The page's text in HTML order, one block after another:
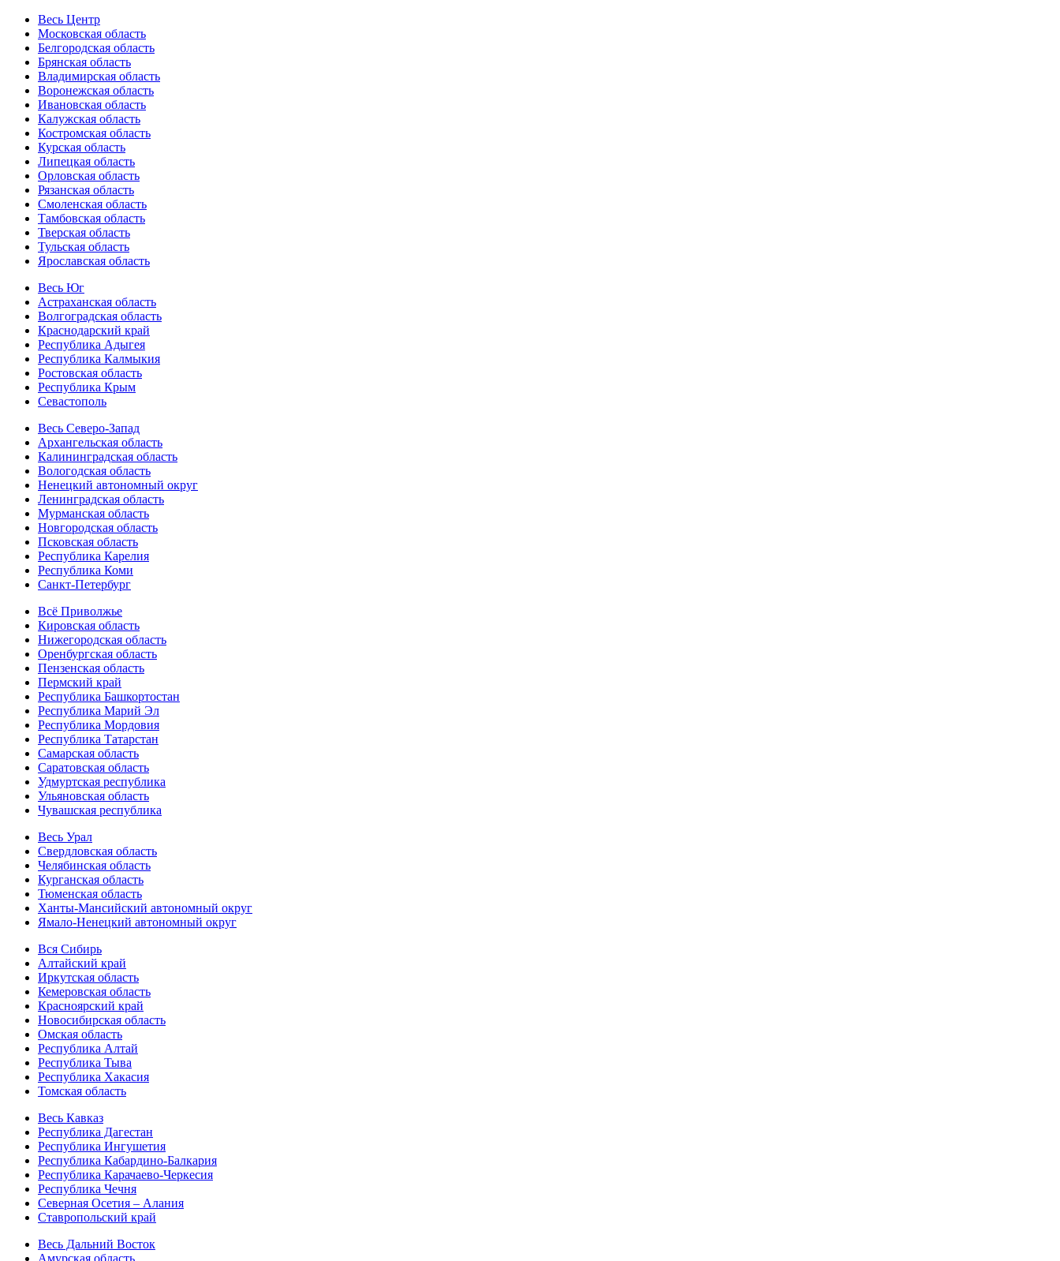
Весь Центр
Московская область
Белгородская область
Брянская область
Владимирская область
Воронежская область
Ивановская область
Калужская область
Костромская область
Курская область
Липецкая область
Орловская область
Рязанская область
Смоленская область
Тамбовская область
Тверская область
Тульская область
Ярославская область
Весь Юг
Астраханская область
Волгоградская область
Краснодарский край
Республика Адыгея
Республика Калмыкия
Ростовская область
Республика Крым
Севастополь
Весь Северо-Запад
Архангельская область
Калининградская область
Вологодская область
Ненецкий автономный округ
Ленинградская область
Мурманская область
Новгородская область
Псковская область
Республика Карелия
Республика Коми
Санкт-Петербург
Всё Приволжье
Кировская область
Нижегородская область
Оренбургская область
Пензенская область
Пермский край
Республика Башкортостан
Республика Марий Эл
Республика Мордовия
Республика Татарстан
Самарская область
Саратовская область
Удмуртская республика
Ульяновская область
Чувашская республика
Весь Урал
Свердловская область
Челябинская область
Курганская область
Тюменская область
Ханты-Мансийский автономный округ
Ямало-Ненецкий автономный округ
Вся Сибирь
Алтайский край
Иркутская область
Кемеровская область
Красноярский край
Новосибирская область
Омская область
Республика Алтай
Республика Тыва
Республика Хакасия
Томская область
Весь Кавказ
Республика Дагестан
Республика Ингушетия
Республика Кабардино-Балкария
Республика Карачаево-Черкесия
Республика Чечня
Северная Осетия – Алания
Ставропольский край
Весь Дальний Восток
Амурская область